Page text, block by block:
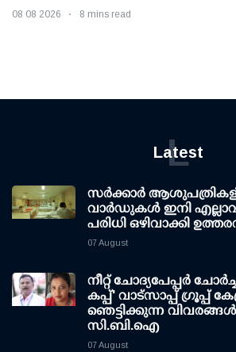
08 08 2026 8 mins read
Latest
L
സര്‍ക്കാര്‍
വാര്‍ഡുകള്‍ ഇനി
പരിധി ഒഴിവാക്കി
07 August
നീറ്റ് ചോദ്യപേപ്പര്‍
കപ്പ്' വാട്സാപ്പ് ഗ്രൂപ്പ്
ഞെട്ടിക്കുന്ന
സി.ബി.ഐ
07 August